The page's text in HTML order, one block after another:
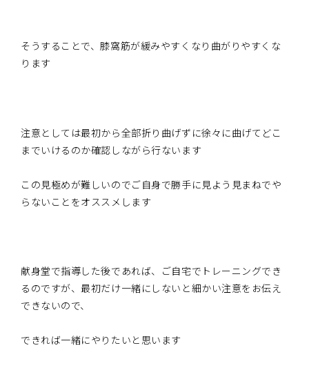
そうすることで、膝窩筋が緩みやすくなり曲がりやすくな
ります
注意としては最初から全部折り曲げずに徐々に曲げてどこ
までいけるのか確認しながら行ないます
この見極めが難しいのでご自身で勝手に見よう見まねでや
らないことをオススメします
献身堂で指導した後であれば、ご自宅でトレーニングでき
るのですが、最初だけ一緒にしないと細かい注意をお伝え
できないので、
できれば一緒にやりたいと思います